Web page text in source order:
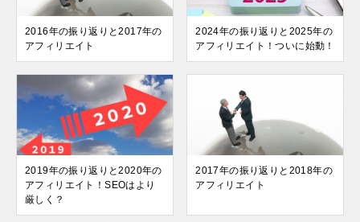
2016年の振り返りと2017年の
アフィリエイト
2024年の振り返りと2025年の
アフィリエイト！ついに始動！
2019年の振り返りと2020年の
アフィリエイト！SEOはより
厳しく？
2017年の振り返りと2018年の
アフィリエイト